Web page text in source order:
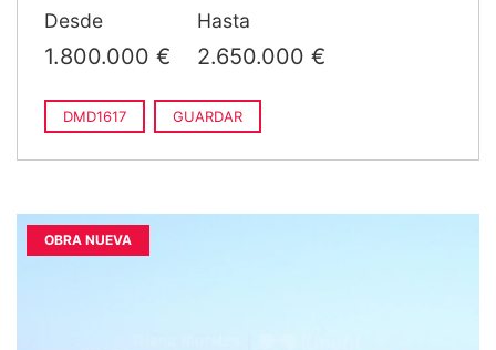
Desde
1.800.000 €
Hasta
2.650.000 €
DMD1617 GUARDAR
OBRA NUEVA